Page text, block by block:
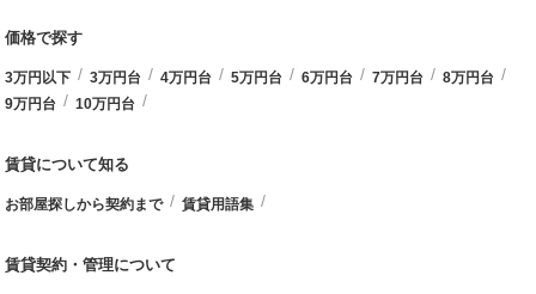
価格で探す
3万円以下 3万円台 4万円台 5万円台 6万円台 7万円台
8万円台
9万円台
10万円台
賃貸について知る
お部屋探しから契約まで 賃貸用語集
賃貸契約・管理について